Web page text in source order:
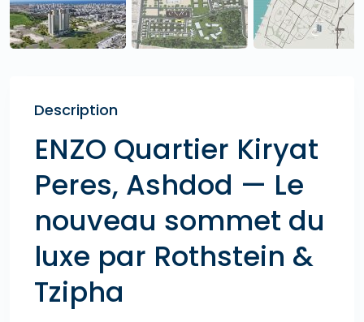
Description
ENZO Quartier Kiryat
Peres, Ashdod — Le
nouveau sommet du
luxe par Rothstein &
Tzipha